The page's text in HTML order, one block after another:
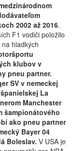
2002 až 2016.
F1 vodiči položilo
hladkých
klubov v
pneu partner.
SV v nemeckej
La
Manchester
šampionátového
ako pneu partner
Bayer 04
Boleslav. V USA je